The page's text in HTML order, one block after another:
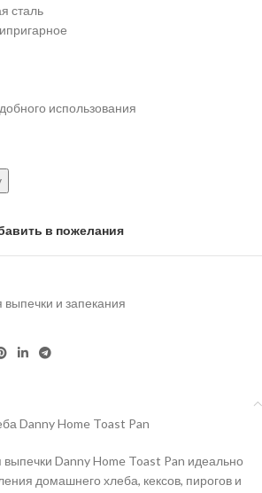
сталь
использования
в пожелания
выпечки и запекания
Danny Home Toast Pan
Danny Home Toast Pan идеально
домашнего хлеба, кексов, пирогов и